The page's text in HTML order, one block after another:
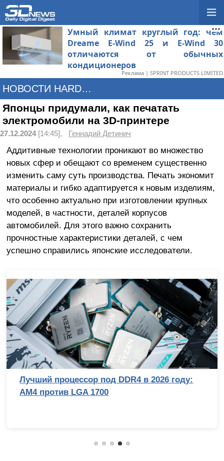
Умный климат круглый год: чем
Dreame E-Wind 25 и E-Wind 30
отличаются от обычных
кондиционеров
Реклама | SPRINT PRODUCTS LIMITED
НОВОСТИ HARDWARE
Японцы придумали, как печатать
электромобили на 3D-принтере
27.12.2024[14:45], Геннадий Детинич
Аддитивные технологии проникают во множество
новых сфер и обещают со временем существенно
изменить саму суть производства. Печать экономит
материалы и гибко адаптируется к новым изделиям,
что особенно актуально при изготовлении крупных
моделей, в частности, деталей корпусов
автомобилей. Для этого важно сохранить
прочностные характеристики деталей, с чем
успешно справились японские исследователи.
Лучший процессор под DDR4 в 2026 году:
AM4 против LGA 1700